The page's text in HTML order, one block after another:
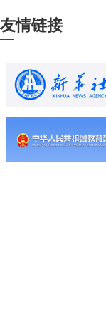
友情链接